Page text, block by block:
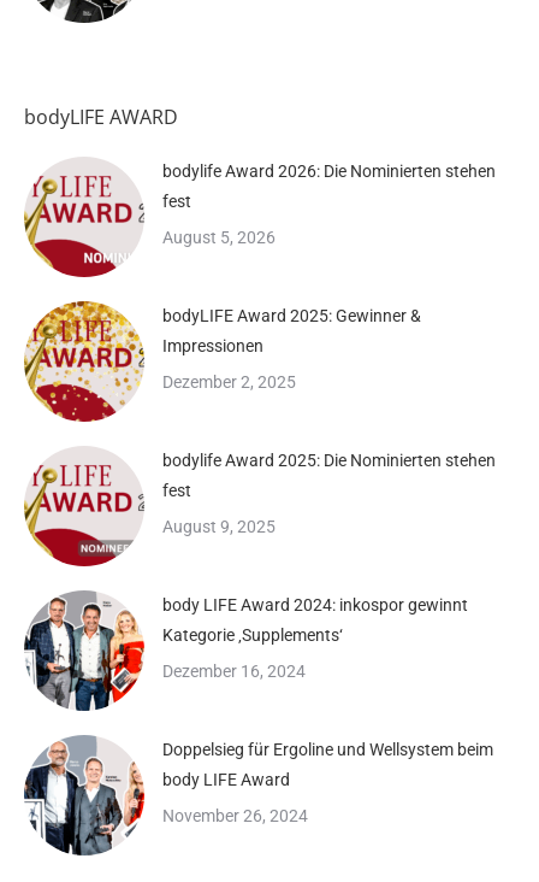
bodyLIFE AWARD
bodylife Award 2026: Die Nominierten stehen
fest
August 5, 2026
bodyLIFE Award 2025: Gewinner &
Impressionen
Dezember 2, 2025
bodylife Award 2025: Die Nominierten stehen
fest
August 9, 2025
body LIFE Award 2024: inkospor gewinnt
Kategorie ‚Supplements‘
Dezember 16, 2024
Doppelsieg für Ergoline und Wellsystem beim
body LIFE Award
November 26, 2024